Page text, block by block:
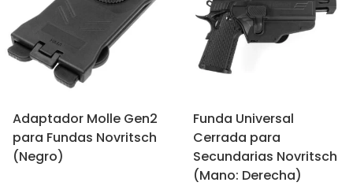
Adaptador Molle Gen2
para Fundas Novritsch
(Negro)
Funda Universal
Cerrada para
Secundarias Novritsch
(Mano: Derecha)